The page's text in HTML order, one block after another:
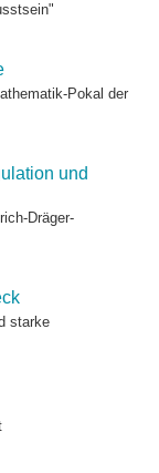
Pokal der
und
Dräger-
starke